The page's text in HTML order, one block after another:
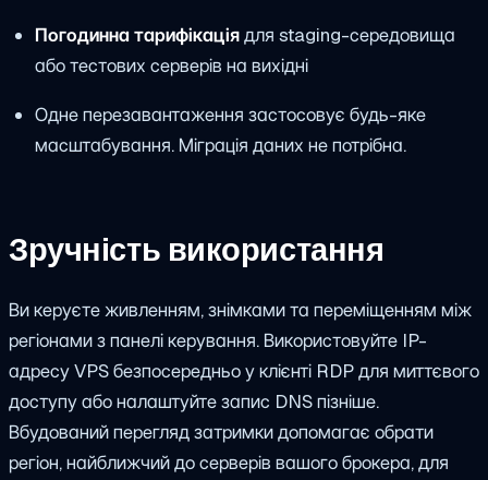
Погодинна тарифікаціядля staging-середовища
або тестових серверів на вихідні
Одне перезавантаження застосовує будь-яке
масштабування. Міграція даних не потрібна.
Зручність використання
Ви керуєте живленням, знімками та переміщенням між
регіонами з панелі керування. Використовуйте IP-
адресу VPS безпосередньо у клієнті RDP для миттєвого
доступу або налаштуйте запис DNS пізніше.
Вбудований перегляд затримки допомагає обрати
регіон, найближчий до серверів вашого брокера, для